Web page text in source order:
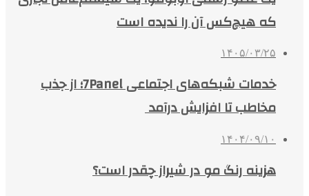
که هیچ‌کس آن را ندیده است
۱۴۰۵/۰۳/۲۵
خدمات شبکه‌های اجتماعی 7Panel؛ از جذب
مخاطب تا افزایش درآمد
۱۴۰۴/۰۹/۱۰
هزینه رنگ مو در شیراز چقدر است؟